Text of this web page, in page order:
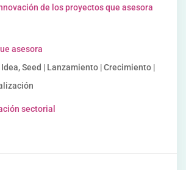
de los proyectos que asesora
asesora
Seed | Lanzamiento | Crecimiento |
sectorial